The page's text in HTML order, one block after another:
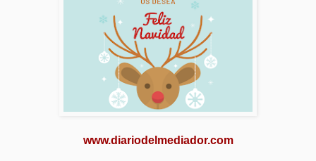
www.diariodelmediador.com